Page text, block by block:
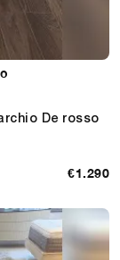
De rosso
€1.290